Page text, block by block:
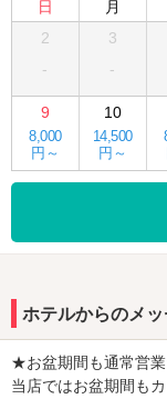
日 月
2
-
3
-
9
8,000
円～
10
14,500
円～
ホテルからのメ
★お盆期間も通常営
当店ではお盆期間も